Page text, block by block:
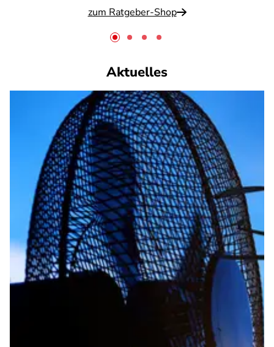
zum Ratgeber-Shop
Aktuelles